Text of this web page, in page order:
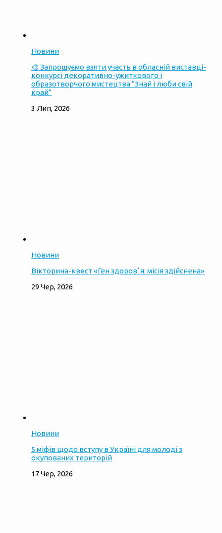
Новини
🎨 Запрошуємо взяти участь в обласній виставці-
конкурсі декоративно-ужиткового і
образотворчого мистецтва “Знай і люби свій
край”
3 Лип, 2026
Новини
Вікторина-квест «Ген здоровʼя: місія здійснена»
29 Чер, 2026
Новини
5 міфів щодо вступу в Україні для молоді з
окупованих територій
17 Чер, 2026